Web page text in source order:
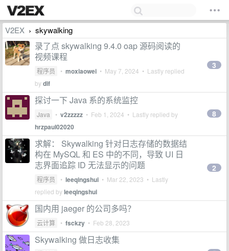
V2EX › skywalking
录了点 skywalking 9.4.0 oap 源码阅读的
视频课程
程序员 • moxiaowei • May 7, 2024 • Lastly replied
bydif
3
探讨一下 Java 系的系统监控
Java • v2zzzzz • Feb 1, 2024 • Lastly replied by
hrzpaul02020
8
求解： Skywalking 针对日志存储的数据结
构在 MySQL 和 ES 中的不同，导致 UI 日
志界面追踪 ID 无法显示的问题
程序员 • leeqingshui • Mar 22, 2023 • Lastly
replied byleeqingshui
2
国内用 jaeger 的公司多吗？
云计算 • fsckzy • Feb 28, 2023
Skywalking 做日志收集